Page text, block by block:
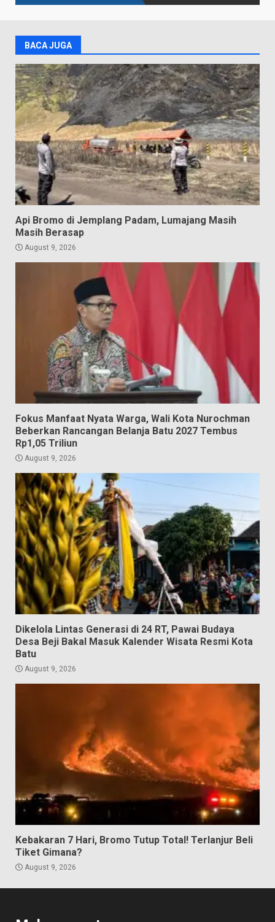
BACA JUGA
Api Bromo di Jemplang Padam, Lumajang Masih
Masih Berasap
August 9, 2026
Fokus Manfaat Nyata Warga, Wali Kota Nurochman
Beberkan Rancangan Belanja Batu 2027 Tembus
Rp1,05 Triliun
August 9, 2026
Dikelola Lintas Generasi di 24 RT, Pawai Budaya
Desa Beji Bakal Masuk Kalender Wisata Resmi Kota
Batu
August 9, 2026
Kebakaran 7 Hari, Bromo Tutup Total! Terlanjur Beli
Tiket Gimana?
August 9, 2026